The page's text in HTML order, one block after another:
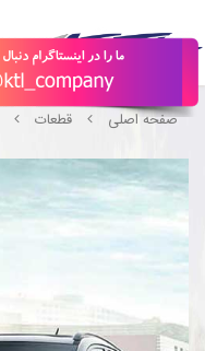
صفحه اصلی قطعات